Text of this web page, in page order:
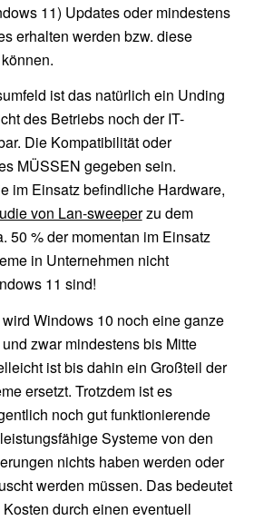
11) Updates oder mindestens
erhalten werden bzw. diese
ist das natürlich ein Unding
des Betriebs noch der IT-
Die Kompatibilität oder
MÜSSEN gegeben sein.
im Einsatz befindliche Hardware,
von Lan-sweeperzu dem
50 % der momentan im Einsatz
in Unternehmen nicht
11 sind!
Windows 10 noch eine ganze
zwar mindestens bis Mitte
ist bis dahin ein Großteil der
ersetzt. Trotzdem ist es
noch gut funktionierende
Systeme von den
nichts haben werden oder
werden müssen. Das bedeutet
durch einen eventuell